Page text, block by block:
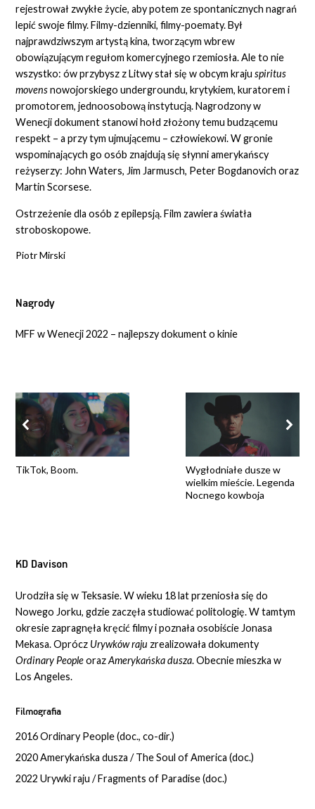
TikTok, Boom.
Wygłodniałe dusze w
wielkim mieście. Legenda
Nocnego kowboja
rejestrował zwykłe życie, aby potem ze spontanicznych nagrań
lepić swoje filmy. Filmy-dzienniki, filmy-poematy. Był
najprawdziwszym artystą kina, tworzącym wbrew
obowiązującym regułom komercyjnego rzemiosła. Ale to nie
wszystko: ów przybysz z Litwy stał się w obcym krajuspiritus
movensnowojorskiego undergroundu, krytykiem, kuratorem i
promotorem, jednoosobową instytucją. Nagrodzony w
Wenecji dokument stanowi hołd złożony temu budzącemu
respekt – a przy tym ujmującemu – człowiekowi. W gronie
wspominających go osób znajdują się słynni amerykańscy
reżyserzy: John Waters, Jim Jarmusch, Peter Bogdanovich oraz
Martin Scorsese.
Ostrzeżenie dla osób z epilepsją. Film zawiera światła
stroboskopowe.
Piotr Mirski
Nagrody
MFF w Wenecji 2022 – najlepszy dokument o kinie
KD Davison
Urodziła się w Teksasie. W wieku 18 lat przeniosła się do
Nowego Jorku, gdzie zaczęła studiować politologię. W tamtym
okresie zapragnęła kręcić filmy i poznała osobiście Jonasa
Mekasa. Oprócz Urywków raju zrealizowała dokumenty
Ordinary PeopleorazAmerykańska dusza. Obecnie mieszka w
Los Angeles.
Filmografia
2016 Ordinary People (doc., co-dir.)
2020 Amerykańska dusza / The Soul of America (doc.)
2022 Urywki raju / Fragments of Paradise (doc.)